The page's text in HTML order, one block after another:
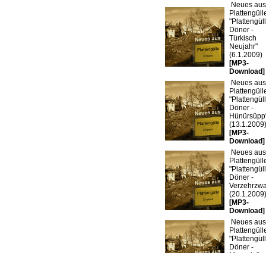
Neues aus
Döner -
Türkisch
Neujahr"
(6.1.2009)
[MP3-
Download]
Neues aus
Döner -
(13.1.2009)
[MP3-
Download]
Neues aus
Döner -
(20.1.2009)
[MP3-
Download]
Neues aus
Döner -